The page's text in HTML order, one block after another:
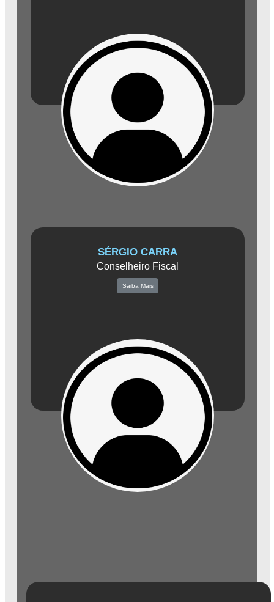
empresa, Núcleo Informática, é uma referência na cidade, oferecendo
soluções tecnológicas de qualidade para empresas de diversos
Além de sua atuação empresarial, Carlos desempenha o importante
papel de Conselheiro Fiscal na Associação Comercial de Amparo. Sua
vasta experiência e conhecimento do mercado contribuem diretamente
para o crescimento sustentável e a competitividade das empresas
SÉRGIO CARRA
Conselheiro Fiscal
Saiba Mais
Agrícola LTDA, ele personifica os valores do empreendedorismo e do
comprometimento com a excelência. Ao longo de décadas, a Agrária
tem construído uma história de sucesso, consolidando-se como
referência no fornecimento de equipamentos para bebidas e vinhos,
contribuindo significativamente para o crescimento e aprimoramento do
mercado.
Além de seu papel como empresário de sucesso, Sérgio Carra
desempenha uma importante função como Conselheiro Fiscal na